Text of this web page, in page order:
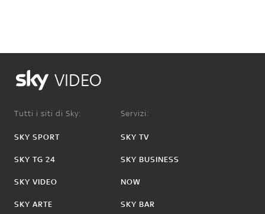
VIDEO
Tutti i siti di Sky:
SKY SPORT
SKY TG 24
SKY VIDEO
SKY ARTE
Servizi:
SKY TV
SKY BUSINESS
NOW
SKY BAR